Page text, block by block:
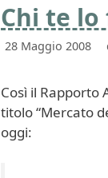
Chi te
28 Maggio 2008
Così il Rapporto
titolo “Mercato
oggi: